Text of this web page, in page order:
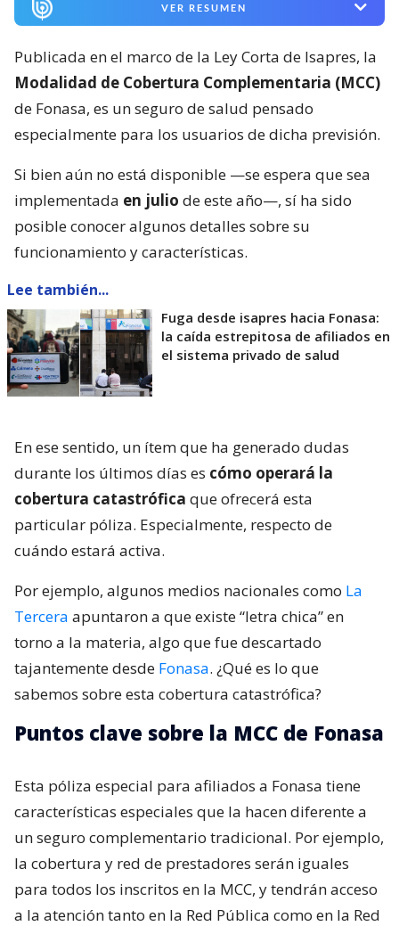
VER RESUMEN
Publicada en el marco de la Ley Corta de Isapres, la
Modalidad de Cobertura Complementaria (MCC)
de Fonasa, es un seguro de salud pensado
especialmente para los usuarios de dicha previsión.
Si bien aún no está disponible —se espera que sea
implementada en julio de este año—, sí ha sido
posible conocer algunos detalles sobre su
funcionamiento y características.
Lee también...
Fuga desde isapres hacia Fonasa:
la caída estrepitosa de afiliados en
el sistema privado de salud
En ese sentido, un ítem que ha generado dudas
durante los últimos días es cómo operará la
cobertura catastrófica que ofrecerá esta
particular póliza. Especialmente, respecto de
cuándo estará activa.
Por ejemplo, algunos medios nacionales como La
Tercera apuntaron a que existe “letra chica” en
torno a la materia, algo que fue descartado
tajantemente desde Fonasa. ¿Qué es lo que
sabemos sobre esta cobertura catastrófica?
Puntos clave sobre la MCC de Fonasa
Esta póliza especial para afiliados a Fonasa tiene
características especiales que la hacen diferente a
un seguro complementario tradicional. Por ejemplo,
la cobertura y red de prestadores serán iguales
para todos los inscritos en la MCC, y tendrán acceso
a la atención tanto en la Red Pública como en la Red